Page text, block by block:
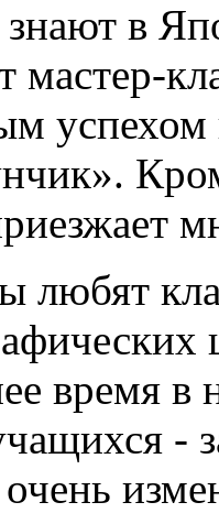
в
мастер-
успехом
любят
время в
-